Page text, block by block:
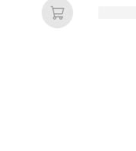
Ajouter au